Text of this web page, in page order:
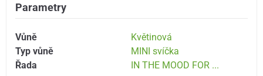
Parametry
Vůně
Květinová
Typ vůně
MINI svíčka
Řada
IN THE MOOD FOR ...